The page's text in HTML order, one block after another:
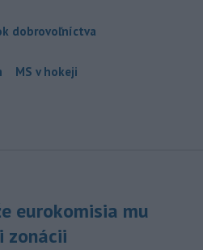
dobrovoľníctva
MS v hokeji
eurokomisia mu
zonácii